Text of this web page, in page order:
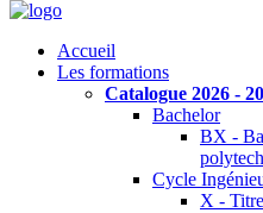
Accueil
Les formations
Catalogue 2026 -
Bachelor
BX -
Cycle
X -